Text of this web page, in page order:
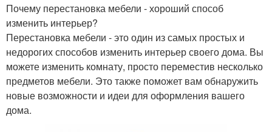
Почему перестановка мебели - хороший способ
изменить интерьер?
Перестановка мебели - это один из самых простых и
недорогих способов изменить интерьер своего дома. Вы
можете изменить комнату, просто переместив несколько
предметов мебели. Это также поможет вам обнаружить
новые возможности и идеи для оформления вашего
дома.